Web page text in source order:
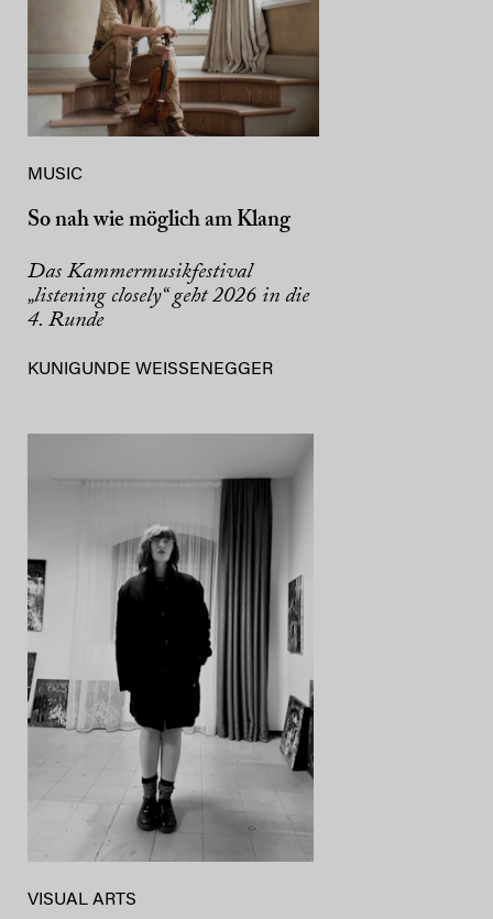
MUSIC
So nah wie möglich am Klang
Das Kammermusikfestival
„listening closely“ geht 2026 in die
4. Runde
KUNIGUNDE WEISSENEGGER
VISUAL ARTS